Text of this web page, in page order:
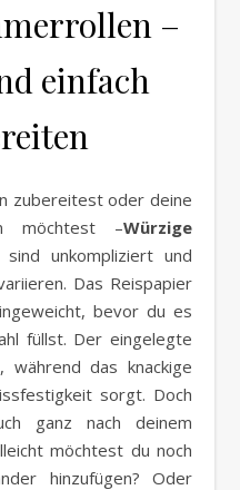
–
einfach
zubereitest oder deine
möchtest –Würzige
unkompliziert und
Das Reispapier
bevor du es
füllst. Der eingelegte
das knackige
sorgt. Doch
ganz nach deinem
möchtest du noch
hinzufügen? Oder